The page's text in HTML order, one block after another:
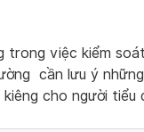
trong việc kiểm
cần lưu ý
kiêng cho người